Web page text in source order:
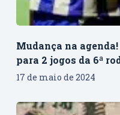
Mudança na
para 2 jogos da 6ª
17 de maio de 2024